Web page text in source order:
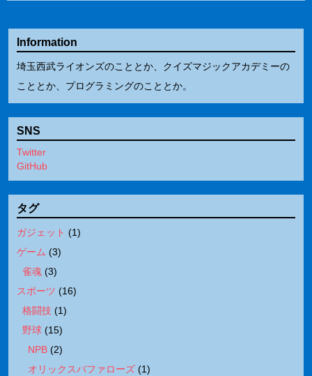
Information
埼玉西武ライオンズのこととか、クイズマジックアカデミーの
こととか、プログラミングのこととか。
SNS
Twitter
GitHub
タグ
ガジェット (1)
ゲーム (3)
雀魂 (3)
スポーツ (16)
格闘技 (1)
野球 (15)
NPB (2)
オリックスバファローズ (1)